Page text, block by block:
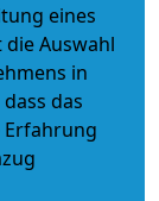
eines
Auswahl
in
das